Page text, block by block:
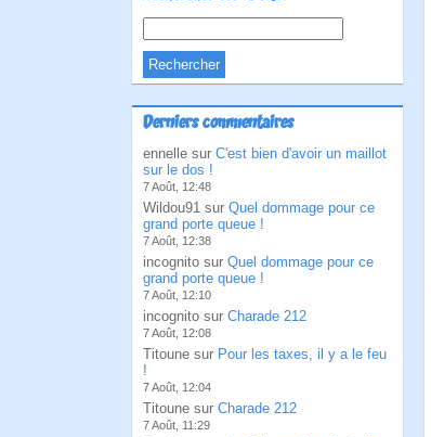
Derniers commentaires
ennelle sur C'est bien d'avoir un maillot
sur le dos !
7 Août, 12:48
Wildou91 sur Quel dommage pour ce
grand porte queue !
7 Août, 12:38
incognito sur Quel dommage pour ce
grand porte queue !
7 Août, 12:10
incognito sur Charade 212
7 Août, 12:08
Titoune sur Pour les taxes, il y a le feu
!
7 Août, 12:04
Titoune sur Charade 212
7 Août, 11:29